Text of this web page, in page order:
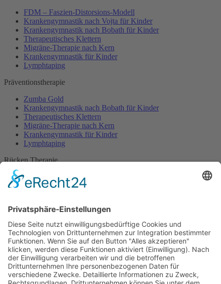
FDM – Faszien-Distorsions-Modell
Krankengymnastik nach Vojta für Kinder
Krankengymnastik nach Bobath für Kinder
Therapeutisches Klettern
Migräne-Therapie nach Kern
Krankengymnastik für Kinder
Lymphtaping
Präventionstherapie
Zumba Gold
Krankengymnastik nach Bobath für Kinder
Therapeutisches Klettern
Migräne-Therapie nach Kern
Krankengymnastik für Kinder
Lymphtaping
Rücken Therapie
Therapeutisches Klettern
Entspannungstraining
Zumba Gold
Rückbildungsgymnastik
Kinder Therapie
Krankengymnastik nach Vojta für Kinder
Krankengymnastik nach Bobath für Kinder
Krankengymnastik für Kinder